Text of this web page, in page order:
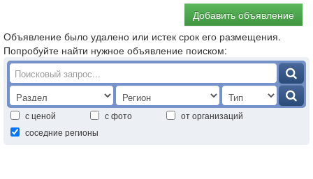
Добавить объявление
Объявление было удалено или истек срок его размещения.
Попробуйте найти нужное объявление поиском:
с ценой с фото
от организаций
соседние регионы